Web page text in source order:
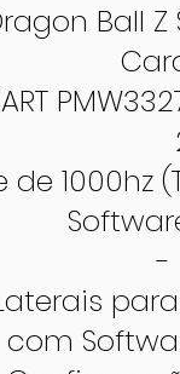
Ball
de 1000hz
-